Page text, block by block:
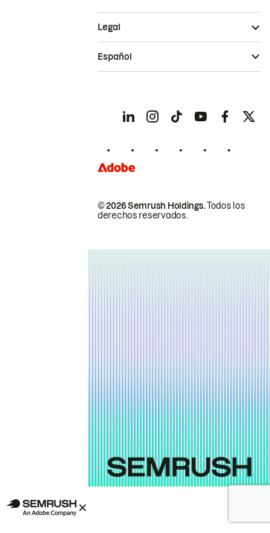
© 2026 Semrush Holdings.Todos los
derechos reservados.
Legal
Español